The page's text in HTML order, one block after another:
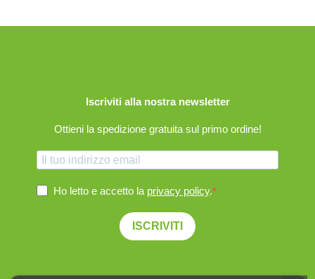
Iscriviti alla nostra newsletter
Ottieni la spedizione gratuita sul primo ordine!
Ho letto e accetto la privacy policy.
ISCRIVITI